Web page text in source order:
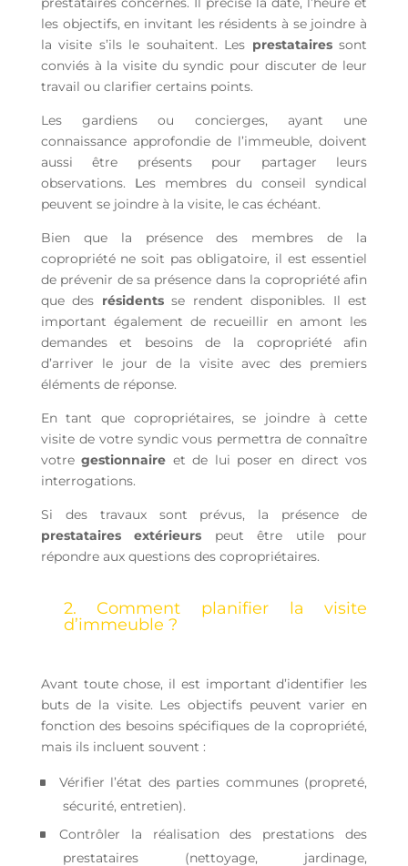
les objectifs, en invitant les résidents à se joindre à
la visite s’ils le souhaitent. Les prestatairessont
conviés à la visite du syndic pour discuter de leur
travail ou clarifier certains points.
Les gardiens ou concierges, ayant une
connaissance approfondie de l’immeuble, doivent
aussi être présents pour partager leurs
observations. Les membres du conseil syndical
peuvent se joindre à la visite, le cas échéant.
Bien que la présence des membres de la
copropriété ne soit pas obligatoire, il est essentiel
de prévenir de sa présence dans la copropriété afin
que des résidentsse rendent disponibles. Il est
important également de recueillir en amont les
demandes et besoins de la copropriété afin
d’arriver le jour de la visite avec des premiers
éléments de réponse.
En tant que copropriétaires, se joindre à cette
visite de votre syndic vous permettra de connaître
votregestionnaire et de lui poser en direct vos
interrogations.
Si des travaux sont prévus, la présence de
prestataires extérieurs peut être utile pour
répondre aux questions des copropriétaires.
2. Comment planifier la visite
d’immeuble ?
Avant toute chose, il est important d’identifier les
buts de la visite. Les objectifs peuvent varier en
fonction des besoins spécifiques de la copropriété,
mais ils incluent souvent :
Vérifier l’état des parties communes (propreté,
sécurité, entretien).
Contrôler la réalisation des prestations des
prestataires (nettoyage, jardinage,